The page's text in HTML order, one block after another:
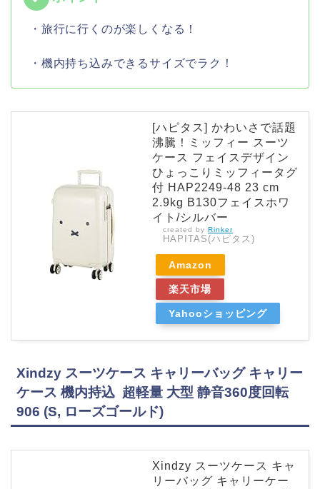
・旅行に行くのが楽しくなる！
・機内持ち込みできるサイズでラク！
[ハピタス] かわいさで話題
沸騰！ミッフィー スーツ
ケース フェイスデザイン
ひょっこりミッフィータグ
付 HAP2249-48 23 cm
2.9kg B130フェイスホワ
イト/シルバー
created by Rinker
HAPITAS(ハピタス)
Amazon
楽天市場
Yahooショッピング
Xindzy スーツケース キャリーバッグ キャリー
ケース 機内持込 超軽量 大型 静音360度回転
906 (S, ローズゴールド)
Xindzy スーツケース キャ
リーバッグ キャリーケー